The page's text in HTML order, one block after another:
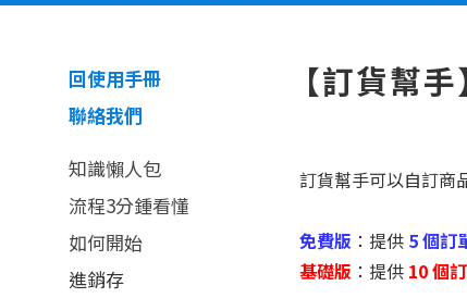
回使用手冊
聯絡我們
知識懶人包
流程3分鍾看懂
如何開始
進銷存
【訂貨幫
訂貨幫手可以自訂商
免費版 ：提供 5 個訂
基礎版 ： 提供 10 個